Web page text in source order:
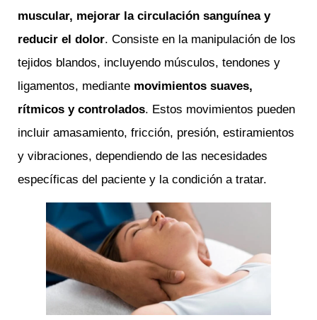
muscular, mejorar la circulación sanguínea y
reducir el dolor. Consiste en la manipulación de los
tejidos blandos, incluyendo músculos, tendones y
ligamentos, mediante movimientos suaves,
rítmicos y controlados. Estos movimientos pueden
incluir amasamiento, fricción, presión, estiramientos
y vibraciones, dependiendo de las necesidades
específicas del paciente y la condición a tratar.